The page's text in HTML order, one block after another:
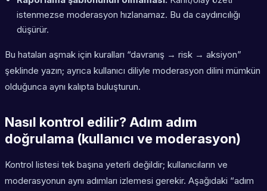
istenmezse moderasyon hızlanamaz. Bu da caydırıcılığı
düşürür.
Bu hataları aşmak için kuralları “davranış → risk → aksiyon”
şeklinde yazın; ayrıca kullanıcı diliyle moderasyon dilini mümkün
olduğunca aynı kalıpta buluşturun.
Nasıl kontrol edilir? Adım adım
doğrulama (kullanıcı ve moderasyon)
Kontrol listesi tek başına yeterli değildir; kullanıcıların ve
moderasyonun aynı adımları izlemesi gerekir. Aşağıdaki “adım